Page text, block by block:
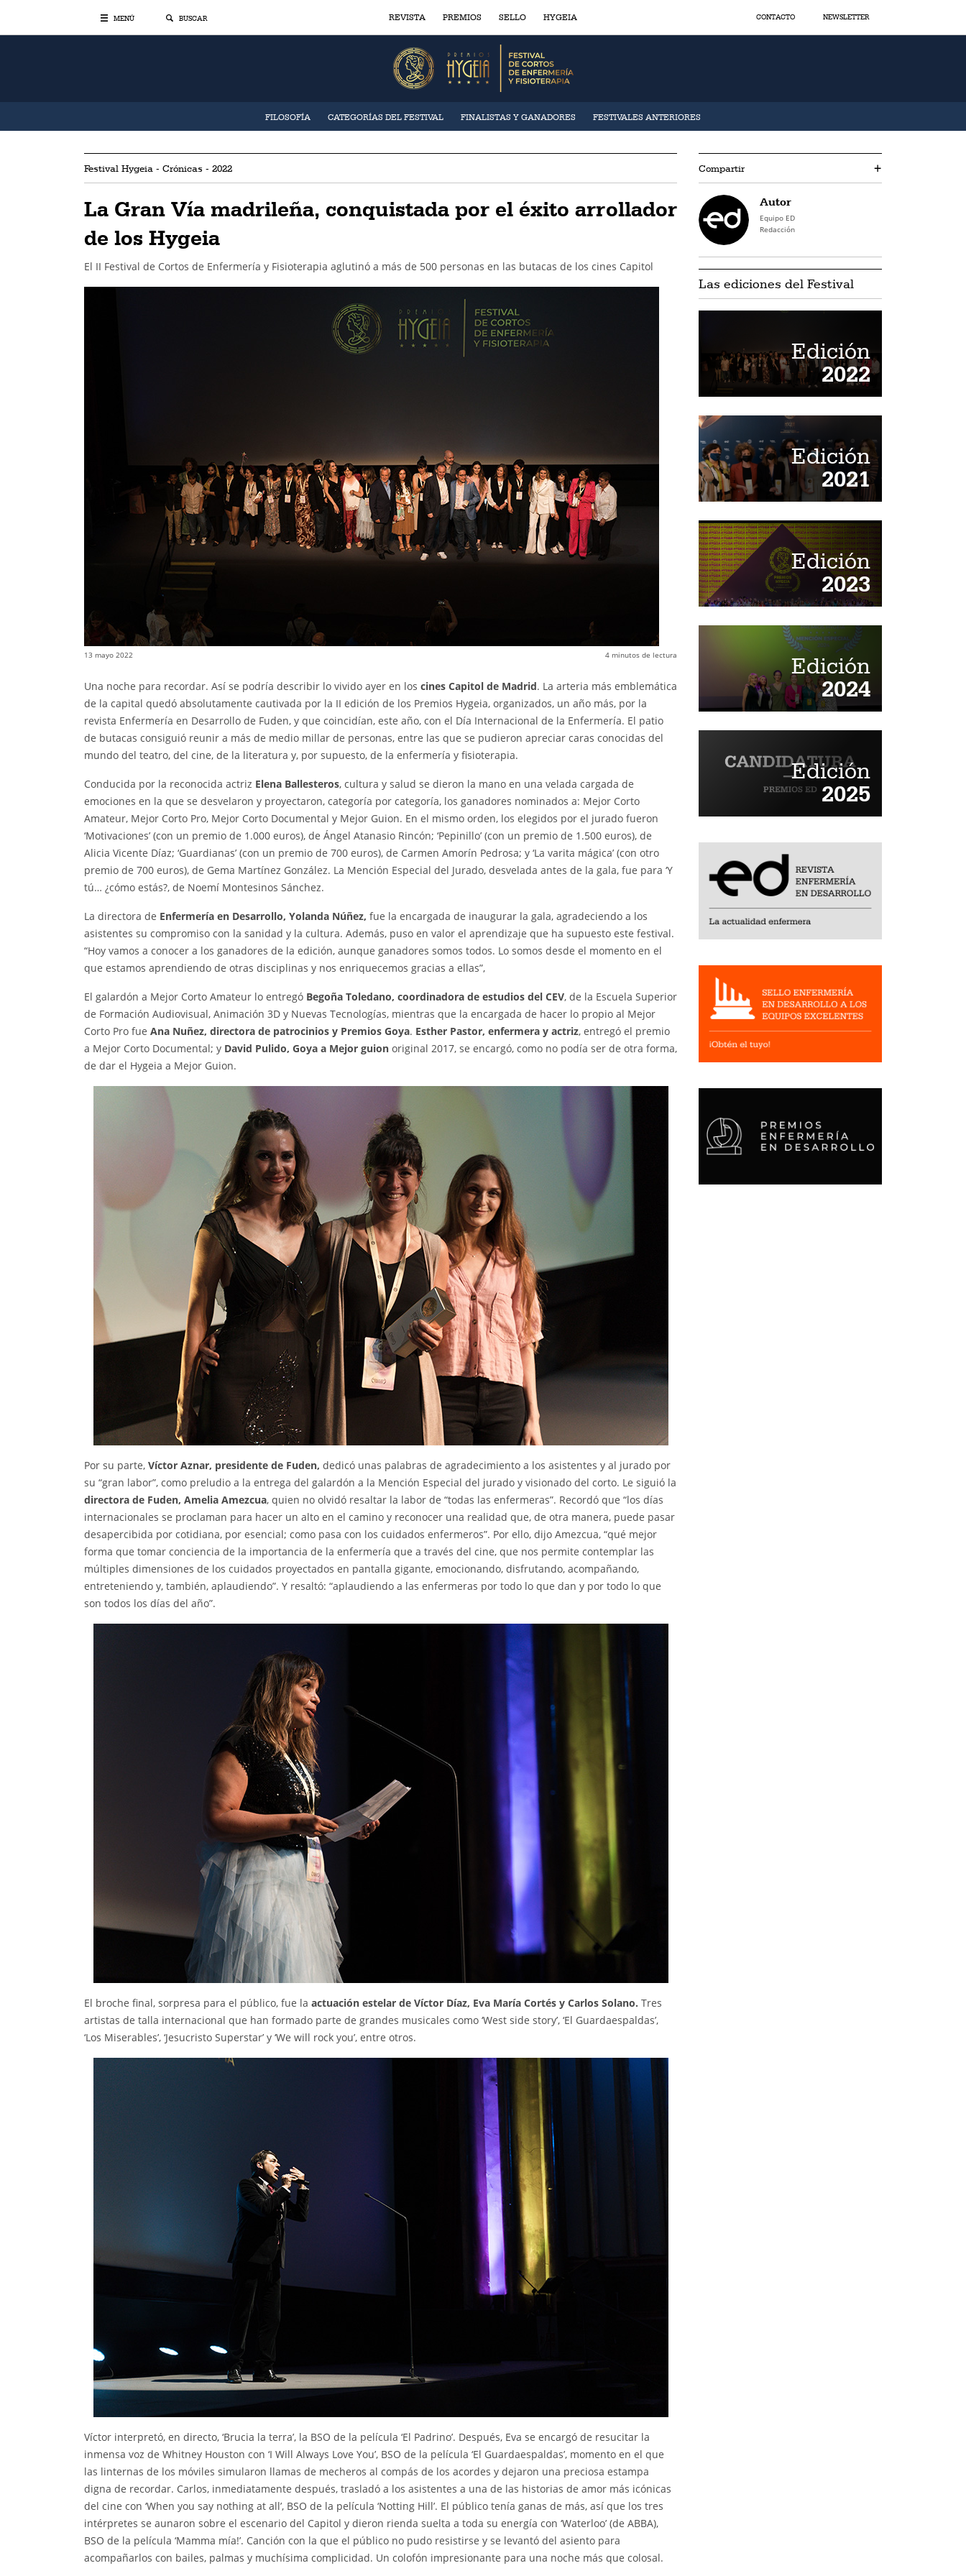
MENÚ BUSCAR REVISTA PREMIOS SELLO HYGEIA CONTACTO NEWSLETTER
FILOSOFÍA CATEGORÍAS DEL FESTIVAL FINALISTAS Y GANADORES FESTIVALES ANTERIORES
Festival Hygeia - Crónicas - 2022
La Gran Vía madrileña, conquistada por el éxito arrollador
de los Hygeia
El II Festival de Cortos de Enfermería y Fisioterapia aglutinó a más de 500 personas en las butacas de los cines Capitol
13 mayo 2022 4 minutos de lectura
Una noche para recordar. Así se podría describir lo vivido ayer en los cines Capitol de Madrid. La arteria más emblemática
de la capital quedó absolutamente cautivada por la II edición de los Premios Hygeia, organizados, un año más, por la
revista Enfermería en Desarrollo de Fuden, y que coincidían, este año, con el Día Internacional de la Enfermería. El patio
de butacas consiguió reunir a más de medio millar de personas, entre las que se pudieron apreciar caras conocidas del
mundo del teatro, del cine, de la literatura y, por supuesto, de la enfermería y fisioterapia.
Conducida por la reconocida actriz Elena Ballesteros, cultura y salud se dieron la mano en una velada cargada de
emociones en la que se desvelaron y proyectaron, categoría por categoría, los ganadores nominados a: Mejor Corto
Amateur, Mejor Corto Pro, Mejor Corto Documental y Mejor Guion. En el mismo orden, los elegidos por el jurado fueron
‘Motivaciones’ (con un premio de 1.000 euros), de Ángel Atanasio Rincón; ‘Pepinillo’ (con un premio de 1.500 euros), de
Alicia Vicente Díaz; ‘Guardianas’ (con un premio de 700 euros), de Carmen Amorín Pedrosa; y ‘La varita mágica’ (con otro
premio de 700 euros), de Gema Martínez González. La Mención Especial del Jurado, desvelada antes de la gala, fue para ‘Y
tú… ¿cómo estás?, de Noemí Montesinos Sánchez.
La directora de Enfermería en Desarrollo, Yolanda Núñez, fue la encargada de inaugurar la gala, agradeciendo a los
asistentes su compromiso con la sanidad y la cultura. Además, puso en valor el aprendizaje que ha supuesto este festival.
“Hoy vamos a conocer a los ganadores de la edición, aunque ganadores somos todos. Lo somos desde el momento en el
que estamos aprendiendo de otras disciplinas y nos enriquecemos gracias a ellas”,
El galardón a Mejor Corto Amateur lo entregó Begoña Toledano, coordinadora de estudios del CEV, de la Escuela Superior
de Formación Audiovisual, Animación 3D y Nuevas Tecnologías, mientras que la encargada de hacer lo propio al Mejor
Corto Pro fue Ana Nuñez, directora de patrocinios y Premios Goya. Esther Pastor, enfermera y actriz, entregó el premio
a Mejor Corto Documental; y David Pulido, Goya a Mejor guion original 2017, se encargó, como no podía ser de otra forma,
de dar el Hygeia a Mejor Guion.
Por su parte, Víctor Aznar, presidente de Fuden, dedicó unas palabras de agradecimiento a los asistentes y al jurado por
su “gran labor”, como preludio a la entrega del galardón a la Mención Especial del jurado y visionado del corto. Le siguió la
directora de Fuden, Amelia Amezcua, quien no olvidó resaltar la labor de “todas las enfermeras”. Recordó que “los días
internacionales se proclaman para hacer un alto en el camino y reconocer una realidad que, de otra manera, puede pasar
desapercibida por cotidiana, por esencial; como pasa con los cuidados enfermeros”. Por ello, dijo Amezcua, “qué mejor
forma que tomar conciencia de la importancia de la enfermería que a través del cine, que nos permite contemplar las
múltiples dimensiones de los cuidados proyectados en pantalla gigante, emocionando, disfrutando, acompañando,
entreteniendo y, también, aplaudiendo”. Y resaltó: “aplaudiendo a las enfermeras por todo lo que dan y por todo lo que
son todos los días del año”.
El broche final, sorpresa para el público, fue la actuación estelar de Víctor Díaz, Eva María Cortés y Carlos Solano. Tres
artistas de talla internacional que han formado parte de grandes musicales como ‘West side story’, ‘El Guardaespaldas’,
‘Los Miserables’, ‘Jesucristo Superstar’ y ‘We will rock you’, entre otros.
Víctor interpretó, en directo, ‘Brucia la terra’, la BSO de la película ‘El Padrino’. Después, Eva se encargó de resucitar la
inmensa voz de Whitney Houston con ‘I Will Always Love You’, BSO de la película ‘El Guardaespaldas’, momento en el que
las linternas de los móviles simularon llamas de mecheros al compás de los acordes y dejaron una preciosa estampa
digna de recordar. Carlos, inmediatamente después, trasladó a los asistentes a una de las historias de amor más icónicas
del cine con ‘When you say nothing at all’, BSO de la película ‘Notting Hill’. El público tenía ganas de más, así que los tres
intérpretes se aunaron sobre el escenario del Capitol y dieron rienda suelta a toda su energía con ‘Waterloo’ (de ABBA),
BSO de la película ‘Mamma mía!’. Canción con la que el público no pudo resistirse y se levantó del asiento para
acompañarlos con bailes, palmas y muchísima complicidad. Un colofón impresionante para una noche más que colosal.
Compartir +
Autor
Equipo ED
Redacción
Las ediciones del Festival
Edición
2022
Edición
2021
Edición
2023
Edición
2024
Edición
2025